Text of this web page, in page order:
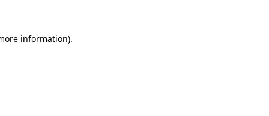
information).